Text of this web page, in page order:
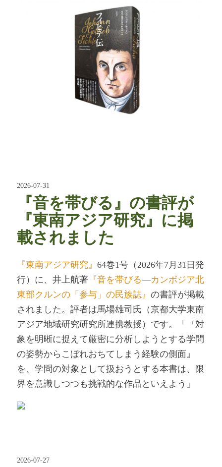
2026-07-31
『音を帯びる』の書評が
『東南アジア研究』に掲
載されました
『東南アジア研究』64巻1号（2026年7月31日発
行）に、井上航著 『音を帯びる―カンボジア北
東部クルンの「参与」の民族誌』の書評が掲載
されました。評者は馬場雄司氏（京都大学東南
アジア地域研究研究所連携教授）です。「『対
象を明晰に捉えて厳密に分析しようとする学問
の姿勢からこぼれおちてしまう経験の側面』
を、学問の対象として扱おうとする本書は、限
界を意識しつつも挑戦的な作品といえよう」
2026-07-27